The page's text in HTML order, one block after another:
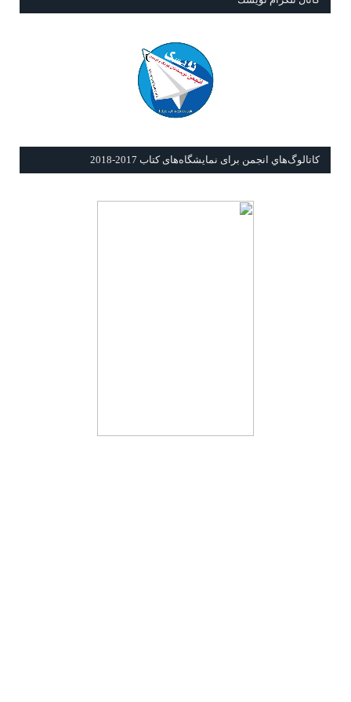
كاتالوگ‌هاي انجمن برای نمايشگاه‌های كتاب 2017-2018